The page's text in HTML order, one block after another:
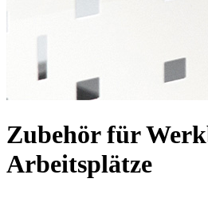
Zubehör für
Arbeitsplätze